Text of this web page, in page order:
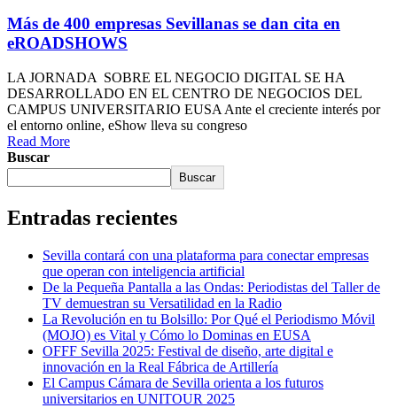
Más de 400 empresas Sevillanas se dan cita en
eROADSHOWS
LA JORNADA SOBRE EL NEGOCIO DIGITAL SE HA
DESARROLLADO EN EL CENTRO DE NEGOCIOS DEL
CAMPUS UNIVERSITARIO EUSA Ante el creciente interés por
el entorno online, eShow lleva su congreso
Read More
Buscar
Buscar
Entradas recientes
Sevilla contará con una plataforma para conectar empresas
que operan con inteligencia artificial
De la Pequeña Pantalla a las Ondas: Periodistas del Taller de
TV demuestran su Versatilidad en la Radio
La Revolución en tu Bolsillo: Por Qué el Periodismo Móvil
(MOJO) es Vital y Cómo lo Dominas en EUSA
OFFF Sevilla 2025: Festival de diseño, arte digital e
innovación en la Real Fábrica de Artillería
El Campus Cámara de Sevilla orienta a los futuros
universitarios en UNITOUR 2025